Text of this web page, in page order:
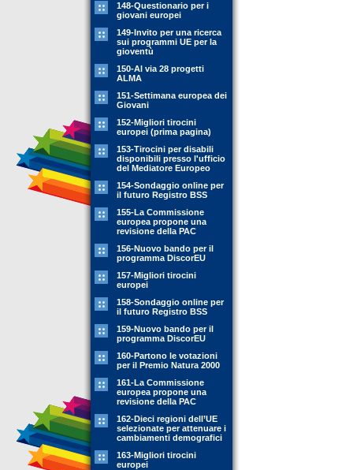
148-Questionario per i
giovani europei
149-Invito per una ricerca
sui programmi UE per la
gioventù
150-Al via 28 progetti
ALMA
151-Settimana europea dei
Giovani
152-Migliori tirocini
europei (prima pagina)
153-Tirocini per disabili
disponibili presso l'ufficio
del Mediatore Europeo
154-Sondaggio online per
il futuro Registro BSS
155-La Commissione
europea propone una
revisione della PAC
156-Nuovo bando per il
programma DiscorEU
157-Migliori tirocini
europei
158-Sondaggio online per
il futuro Registro BSS
159-Nuovo bando per il
programma DiscorEU
160-Partono le votazioni
per il Premio Natura 2000
161-La Commissione
europea propone una
revisione della PAC
162-Dieci regioni dell’UE
selezionate per attenuare i
cambiamenti demografici
163-Migliori tirocini
europei